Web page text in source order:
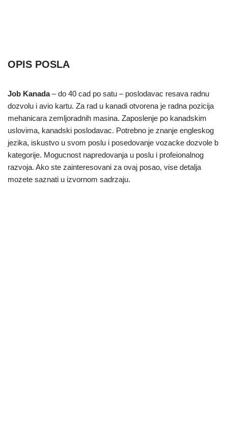
OPIS POSLA
Job Kanada– do 40 cad po satu – poslodavac resava radnu
dozvolu i avio kartu. Za rad u kanadi otvorena je radna pozicija
mehanicara zemljoradnih masina. Zaposlenje po kanadskim
uslovima, kanadski poslodavac. Potrebno je znanje engleskog
jezika, iskustvo u svom poslu i posedovanje vozacke dozvole b
kategorije. Mogucnost napredovanja u poslu i profeionalnog
razvoja. Ako ste zainteresovani za ovaj posao, vise detalja
mozete saznati u izvornom sadrzaju.